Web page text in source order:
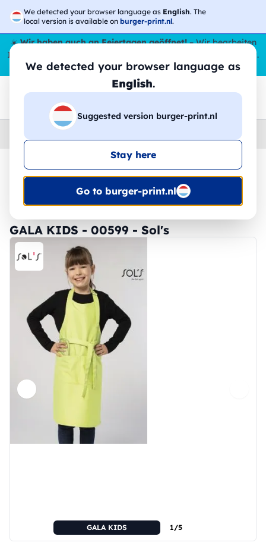
We detected your browser language as English. The
local version is available on burger-print.nl.
We detected your browser language as
English.
Suggested version burger-print.nl
Stay here
Go to burger-print.nl
☀️Wir haben auch an Feiertagen geöffnet!– Wir bearbeiten
Ihre Bestellungen den ganzen Sommer über,
sogar im August.
😎🌴
Home
🔥 -30 % DTF-Druck
GALA KIDS - 00599 - Sol's
GALA KIDS 1/5